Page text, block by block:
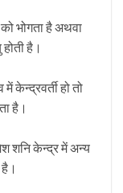
भोगता है अथवा
है।
केन्द्रवर्ती हो तो
है।
शनि केन्द्र में अन्य